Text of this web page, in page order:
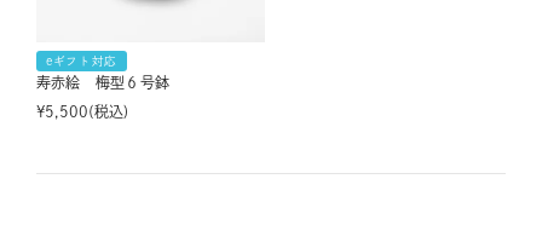
eギフト対応
寿赤絵 梅型６号鉢
¥5,500 税込